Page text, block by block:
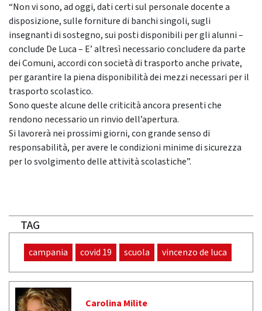
“Non vi sono, ad oggi, dati certi sul personale docente a
disposizione, sulle forniture di banchi singoli, sugli
insegnanti di sostegno, sui posti disponibili per gli alunni –
conclude De Luca – E’ altresì necessario concludere da parte
dei Comuni, accordi con società di trasporto anche private,
per garantire la piena disponibilità dei mezzi necessari per il
trasporto scolastico.
Sono queste alcune delle criticità ancora presenti che
rendono necessario un rinvio dell’apertura.
Si lavorerà nei prossimi giorni, con grande senso di
responsabilità, per avere le condizioni minime di sicurezza
per lo svolgimento delle attività scolastiche”.
TAG
campania covid 19 scuola vincenzo de luca
Carolina Milite